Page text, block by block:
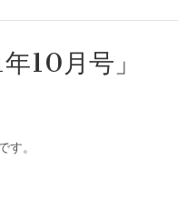
10月号」
す。